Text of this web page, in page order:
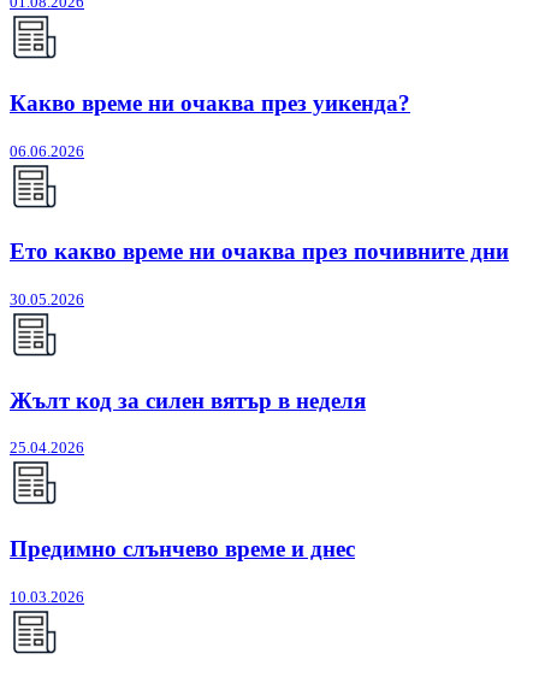
Какво време ни очаква през уикенда?
06.06.2026
Ето какво време ни очаква през почивните дни
30.05.2026
Жълт код за силен вятър в неделя
25.04.2026
Предимно слънчево време и днес
10.03.2026